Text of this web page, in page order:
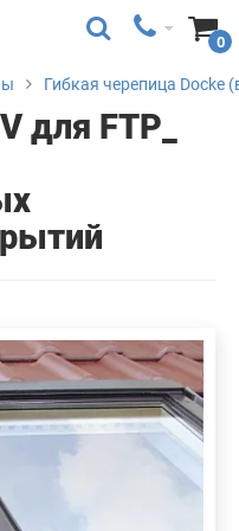
0
Гибкая черепица Docke
для FTP_